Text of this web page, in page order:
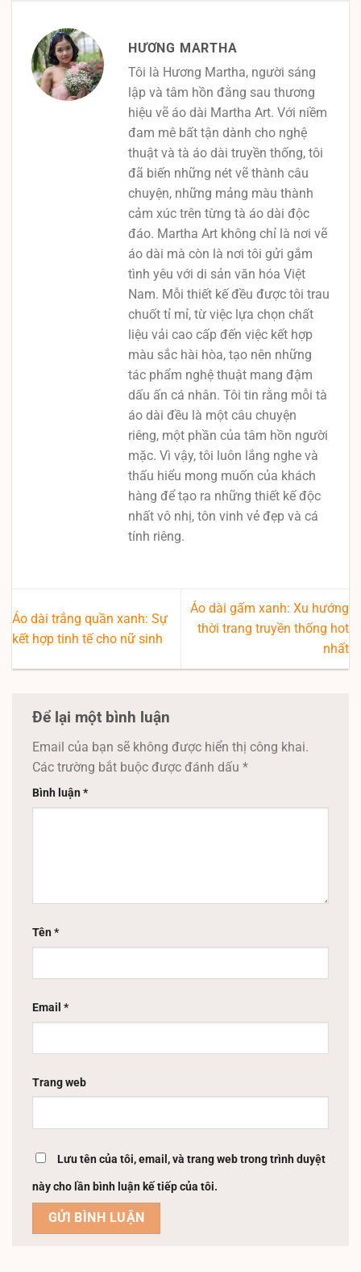
HƯƠNG MARTHA
Tôi là Hương Martha, người sáng
lập và tâm hồn đằng sau thương
hiệu vẽ áo dài Martha Art. Với niềm
đam mê bất tận dành cho nghệ
thuật và tà áo dài truyền thống, tôi
đã biến những nét vẽ thành câu
chuyện, những mảng màu thành
cảm xúc trên từng tà áo dài độc
đáo. Martha Art không chỉ là nơi vẽ
áo dài mà còn là nơi tôi gửi gắm
tình yêu với di sản văn hóa Việt
Nam. Mỗi thiết kế đều được tôi trau
chuốt tỉ mỉ, từ việc lựa chọn chất
liệu vải cao cấp đến việc kết hợp
màu sắc hài hòa, tạo nên những
tác phẩm nghệ thuật mang đậm
dấu ấn cá nhân. Tôi tin rằng mỗi tà
áo dài đều là một câu chuyện
riêng, một phần của tâm hồn người
mặc. Vì vậy, tôi luôn lắng nghe và
thấu hiểu mong muốn của khách
hàng để tạo ra những thiết kế độc
nhất vô nhị, tôn vinh vẻ đẹp và cá
tính riêng.
Áo dài trắng quần xanh: Sự
kết hợp tinh tế cho nữ sinh
Áo dài gấm xanh: Xu hướng
thời trang truyền thống hot
nhất
Để lại một bình luận
Email của bạn sẽ không được hiển thị công khai.
Các trường bắt buộc được đánh dấu *
Bình luận*
Tên*
Email *
Trang web
Lưu tên của tôi, email, và trang web trong trình duyệt
này cho lần bình luận kế tiếp của tôi.